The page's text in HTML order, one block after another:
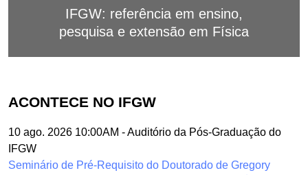
IFGW: referência em ensino,
pesquisa e extensão em Física
ACONTECE NO IFGW
10 ago. 2026 10:00AM -Auditório da Pós-Graduação do
IFGW
Seminário de Pré-Requisito do Doutorado de Gregory